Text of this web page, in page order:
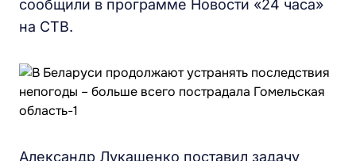
сообщили в программе Новости «24 часа»
на СТВ.
Александр Лукашенко поставил задачу